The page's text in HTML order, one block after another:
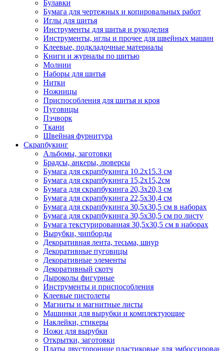
Булавки
Бумага для чертежных и копировальных работ
Иглы для шитья
Инструменты для шитья и рукоделия
Инструменты, иглы и прочее для швейных машин
Клеевые, подкладочные материалы
Книги и журналы по шитью
Молнии
Наборы для шитья
Нитки
Ножницы
Приспособления для шитья и кроя
Пуговицы
Пэчворк
Ткани
Швейная фурнитура
Скрапбукинг
Альбомы, заготовки
Брадсы, анкеры, люверсы
Бумага для скрапбукинга 10.2х15.3 см
Бумага для скрапбукинга 15,2х15,2см
Бумага для скрапбукинга 20,3х20,3 см
Бумага для скрапбукинга 22,5х30,4 см
Бумага для скрапбукинга 30,5х30,5 см в наборах
Бумага для скрапбукинга 30,5х30,5 см по листу
Бумага текстурированная 30,5х30,5 см в наборах
Вырубки, чипборды
Декоративная лента, тесьма, шнур
Декоративные пуговицы
Декоративные элементы
Декоративный скотч
Дыроколы фигурные
Инструменты и приспособления
Клеевые пистолеты
Магниты и магнитные листы
Машинки для вырубки и комплектующие
Наклейки, стикеры
Ножи для вырубки
Открытки, заготовки
Платы двусторонние пластиковые для